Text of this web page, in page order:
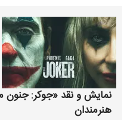
نمایش و نقد «جوکر: جنون
هنرمندان